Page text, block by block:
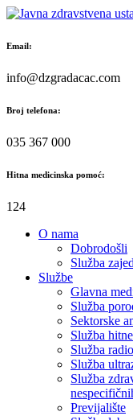
Skip
content
Email:
info@dzgradacac.com
Broj telefona:
035 367 000
Hitna medicinska pomoć:
124
O nama
Dobrodošli
Služba
Službe
Glavna
Služba
Sektorske
Služba
Služba
Služba
Služba
Previjalište